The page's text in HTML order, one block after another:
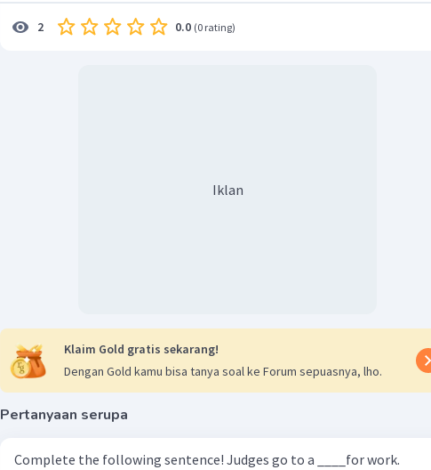
2 0.0 (0 rating)
Iklan
Klaim Gold gratis sekarang!
Dengan Gold kamu bisa tanya soal ke Forum sepuasnya, lho.
Pertanyaan serupa
Complete the following sentence! Judges go to a ____for work.